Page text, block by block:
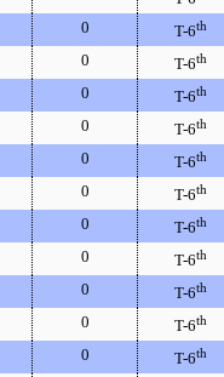
0 T-6th
0 T-6th
0 T-6th
0 T-6th
0 T-6th
0 T-6th
0 T-6th
0 T-6th
0 T-6th
0 T-6th
0 T-6th